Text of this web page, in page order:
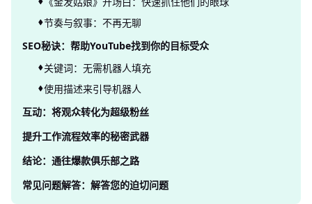
节奏与叙事：不再无聊
SEO秘诀：帮助YouTube找到你的目标受众
关键词：无需机器人填充
使用描述来引导机器人
互动：将观众转化为超级粉丝
提升工作流程效率的秘密武器
结论：通往爆款俱乐部之路
常见问题解答：解答您的迫切问题